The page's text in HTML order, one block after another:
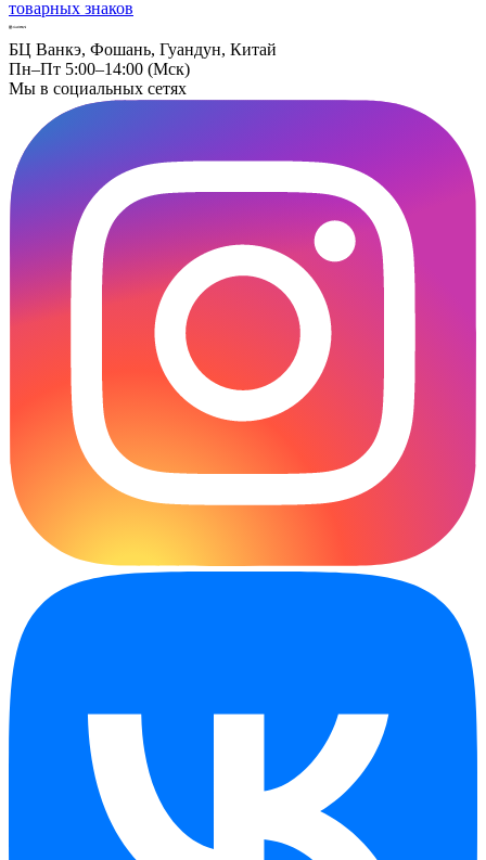
товарных знаков
БЦ Ванкэ, Фошань, Гуандун, Китай
Пн–Пт 5:00–14:00 (Мск)
Мы в социальных сетях